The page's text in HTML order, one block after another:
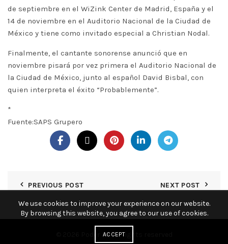
de septiembre en el WiZink Center de Madrid, España y el
14 de noviembre en el Auditorio Nacional de la Ciudad de
México y tiene como invitado especial a Christian Nodal.
Finalmente, el cantante sonorense anunció que en
noviembre pisará por vez primera el Auditorio Nacional de
la Ciudad de México, junto al español David Bisbal, con
quien interpreta el éxito “Probablemente”.
*
Fuente:SAPS Grupero
PREVIOUS POST NEXT POST
Poder KY. All rights reserved
We use cookies to improve your experience on our website.
By browsing this website, you agree to our use of cookies.
ACCEPT